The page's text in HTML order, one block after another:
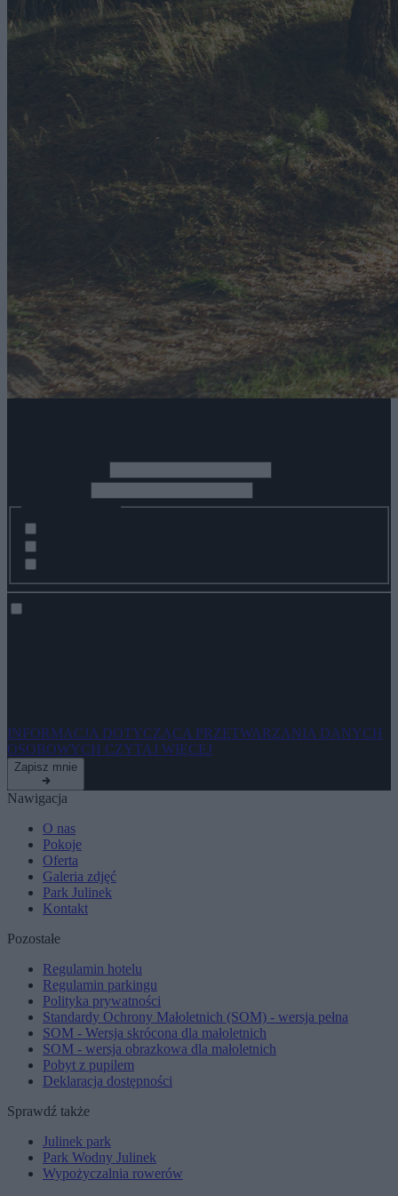
INFORMACJA DOTYCZĄCA PRZETWARZANIA DANYCH
OSOBOWYCH CZYTAJ WIĘCEJ
Zapisz mnie
Nawigacja
O nas
Pokoje
Oferta
Galeria zdjęć
Park Julinek
Kontakt
Pozostałe
Regulamin hotelu
Regulamin parkingu
Polityka prywatności
Standardy Ochrony Małoletnich (SOM) - wersja pełna
SOM - Wersja skrócona dla małoletnich
SOM - wersja obrazkowa dla małoletnich
Pobyt z pupilem
Deklaracja dostępności
Sprawdź także
Julinek park
Park Wodny Julinek
Wypożyczalnia rowerów